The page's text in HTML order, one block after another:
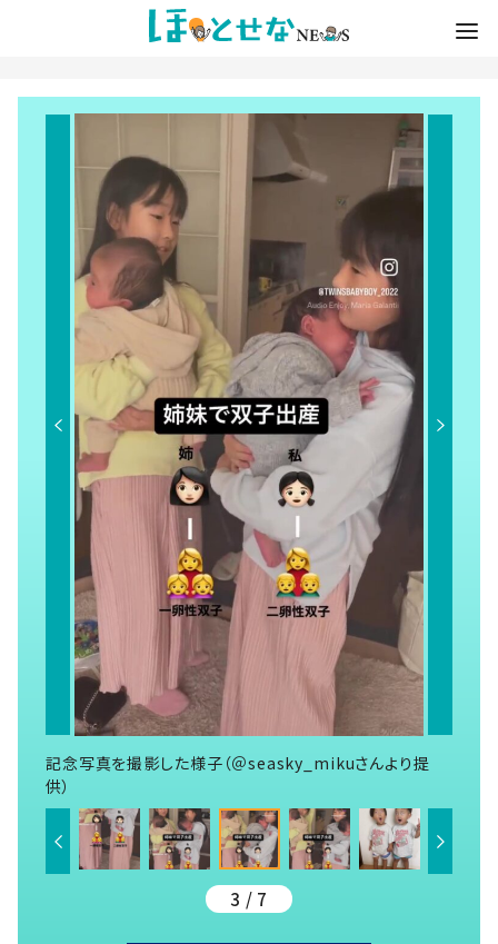
記念写真を撮影した様子（＠seasky_mikuさんより提
供）
3 / 7